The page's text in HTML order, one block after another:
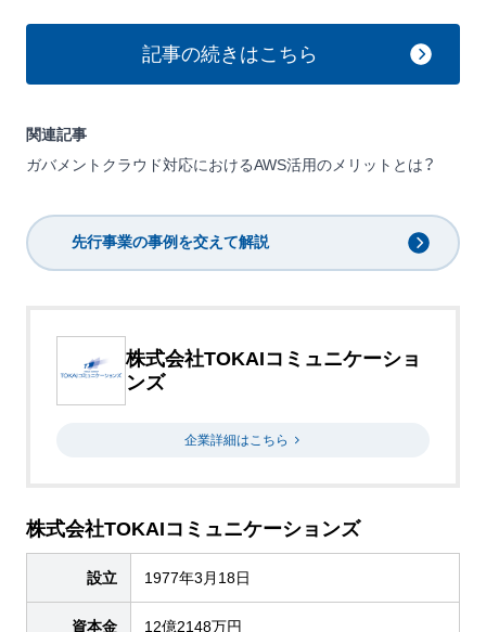
記事の続きはこちら
関連記事
ガバメントクラウド対応におけるAWS活用のメリットとは？
先行事業の事例を交えて解説
株式会社TOKAIコミュニケーショ
ンズ
企業詳細はこちら
株式会社TOKAIコミュニケーションズ
設立 1977年3月18日
資本金 12億2148万円